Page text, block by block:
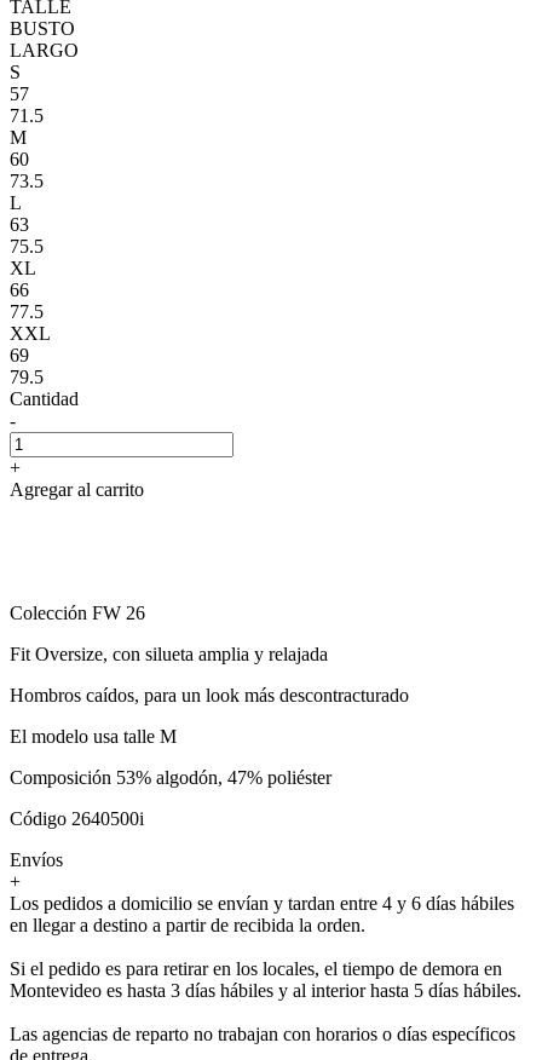
TALLE
BUSTO
LARGO
S
57
71.5
M
60
73.5
L
63
75.5
XL
66
77.5
XXL
69
79.5
Cantidad
-
+
Agregar al carrito
Colección FW 26
Fit Oversize, con silueta amplia y relajada
Hombros caídos, para un look más descontracturado
El modelo usa talle M
Composición 53% algodón, 47% poliéster
Código 2640500i
Envíos
+
Los pedidos a domicilio se envían y tardan entre 4 y 6 días hábiles
en llegar a destino a partir de recibida la orden.
Si el pedido es para retirar en los locales, el tiempo de demora en
Montevideo es hasta 3 días hábiles y al interior hasta 5 días hábiles.
Las agencias de reparto no trabajan con horarios o días específicos
de entrega.